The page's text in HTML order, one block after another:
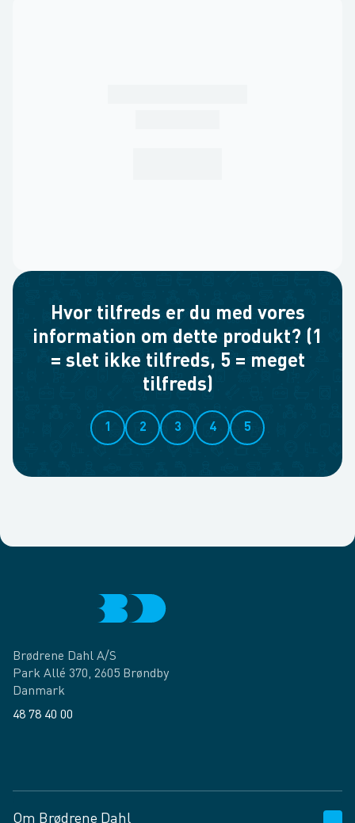
Hvor tilfreds er du med vores
information om dette produkt? (1
= slet ikke tilfreds, 5 = meget
tilfreds)
1 2 3 4 5
Brødrene Dahl A/S
Park Allé 370, 2605 Brøndby
Danmark
48 78 40 00
Om Brødrene Dahl